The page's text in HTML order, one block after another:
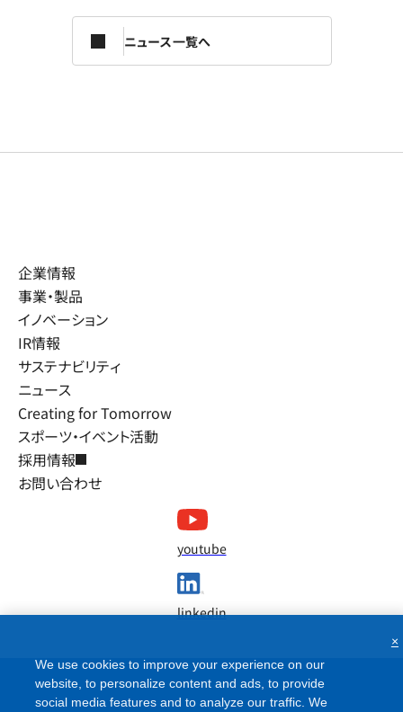
ニュース一覧へ
企業情報
事業・製品
イノベーション
IR情報
サステナビリティ
ニュース
Creating for Tomorrow
スポーツ・イベント活動
採用情報
お問い合わせ
youtube
linkedin
We use cookies to improve your experience on our
website, to personalize content and ads, to provide
social media features and to analyze our traffic. We
×